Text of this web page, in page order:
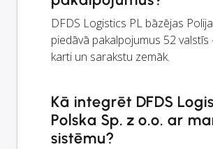
DFDS Logistics PL bāzējas
piedāvā pakalpojumus 52
karti un sarakstu zemāk.
Kā integrēt DFDS
Polska Sp. z o.o. ar
sistēmu?